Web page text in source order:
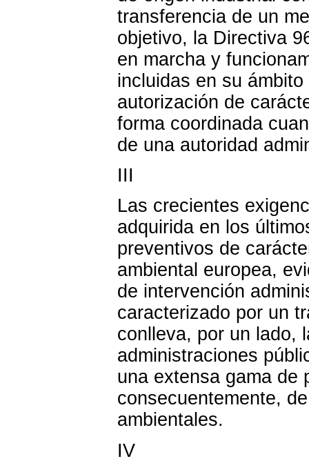
transferencia de un
objetivo, la Directiva
en marcha y
incluidas en su
autorización de
forma coordinada
de una autoridad
III
Las crecientes
adquirida en los
preventivos de
ambiental europea,
de intervención
caracterizado por un
conlleva, por un lado,
administraciones
una extensa gama de
consecuentemente,
ambientales.
IV